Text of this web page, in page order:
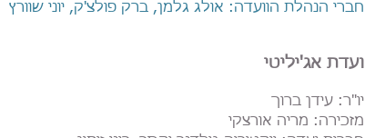
חברי הנהלת הוועדה: אולג גלמן, ברק פולצ'ק, יוני שוורץ
ועדת אג'יליטי
יו"ר: עידן ברוך
מזכירה: מריה אורצקי